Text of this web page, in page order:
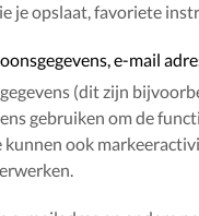
je opslaat, favoriete
e-mail
(dit zijn
gebruiken om de
ook